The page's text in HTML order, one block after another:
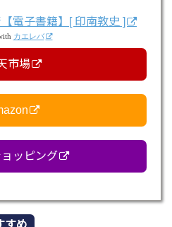
電子書籍】[ 印南敦史 ]
カエレバ
市場
ッピング
すめ